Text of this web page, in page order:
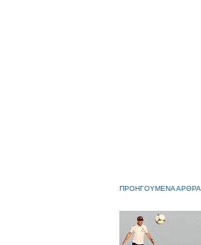
ΠΡΟΗΓΟΥΜΕΝΑ ΑΡΘΡΑ